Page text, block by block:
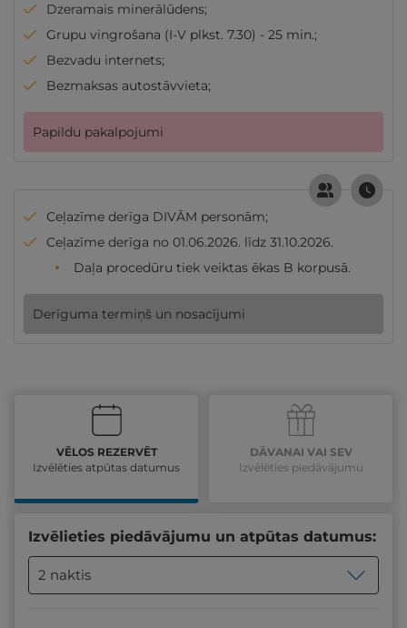
Dzeramais minerālūdens;
Grupu vingrošana (I-V plkst. 7.30) - 25 min.;
Bezvadu internets;
Bezmaksas autostāvvieta;
Papildu pakalpojumi
Ceļazīme derīga DIVĀM personām;
Ceļazīme derīga no 01.06.2026. līdz 31.10.2026.
Daļa procedūru tiek veiktas ēkas B korpusā.
Derīguma termiņš un nosacījumi
VĒLOS REZERVĒT
Izvēlēties atpūtas datumus
DĀVANAI VAI SEV
Izvēlēties piedāvājumu
Izvēlieties piedāvājumu un atpūtas datumus:
2 naktis